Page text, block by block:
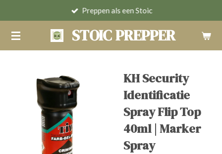
naar
de
STOIC PREPPER
Preppen als een Stoic
KH Security
Identificatie
Spray Flip Top
40ml | Marker
Spray